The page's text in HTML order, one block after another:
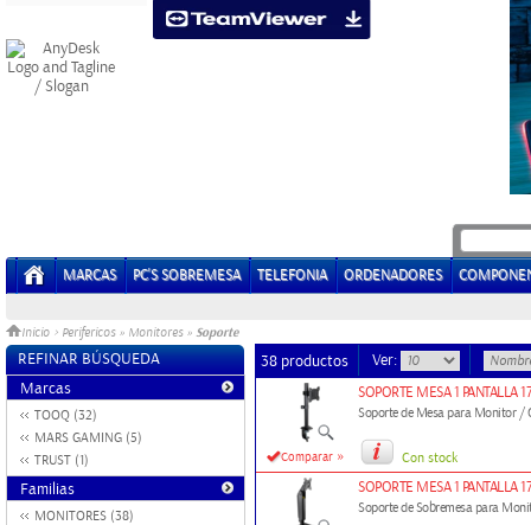
MARCAS PC'S SOBREMESA TELEFONIA ORDENADORES
Inicio > Perifericos » Monitores » Soporte
REFINAR BÚSQUEDA
Marcas
TOOQ (32)
MARS GAMING (5)
TRUST (1)
Familias
MONITORES (38)
38 productos Ver:
Comparar »
SOPORTE MESA 1 PANTALLA
Soporte de Mesa para Monitor /
Con stock
SOPORTE MESA 1 PANTALLA
Soporte de Sobremesa para